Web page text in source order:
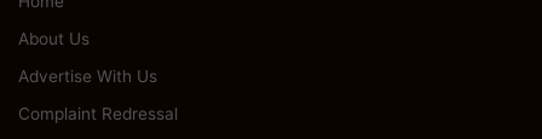
About Us
Advertise With Us
Complaint Redressal